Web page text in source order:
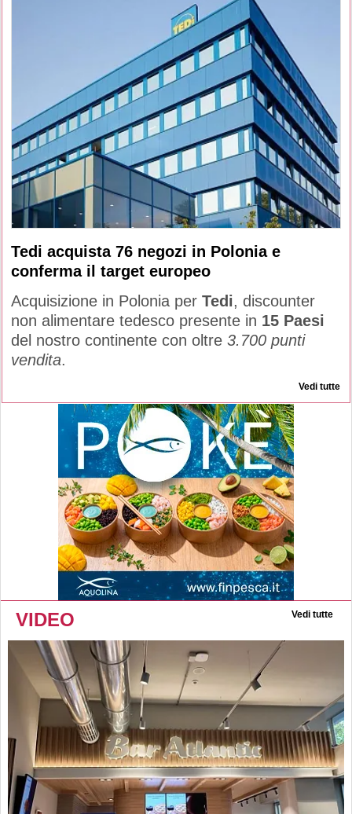
Tedi acquista 76 negozi in Polonia e
conferma il target europeo
Acquisizione in Polonia per Tedi, discounter
non alimentare tedesco presente in 15 Paesi
del nostro continente con oltre 3.700 punti
vendita.
Vedi tutte
VIDEO Vedi tutte